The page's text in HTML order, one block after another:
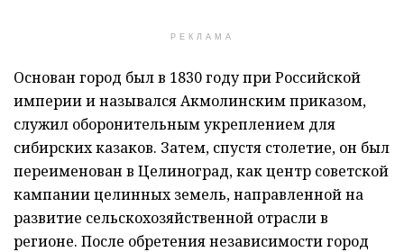
РЕКЛАМА
Основан город был в 1830 году при Российской
империи и назывался Акмолинским приказом,
служил оборонительным укреплением для
сибирских казаков. Затем, спустя столетие, он был
переименован в Целиноград, как центр советской
кампании целинных земель, направленной на
развитие сельскохозяйственной отрасли в
регионе. После обретения независимости город